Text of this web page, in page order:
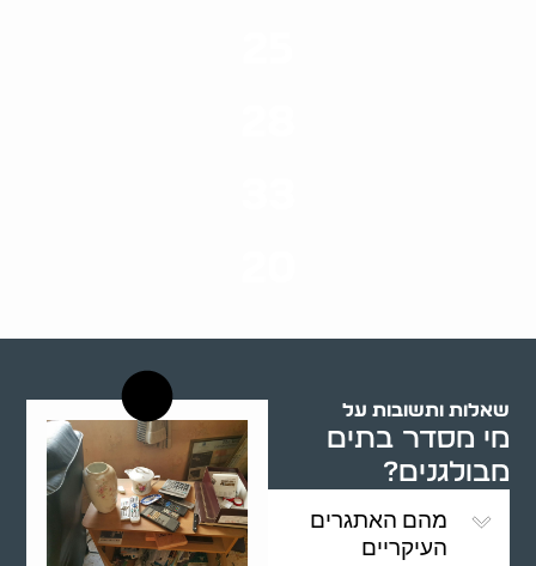
שאלות ותשובות על
מי מסדר בתים
מבולגנים?
מהם האתגרים
העיקריים